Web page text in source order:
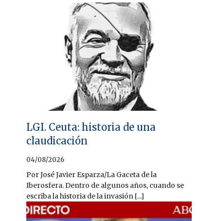
LGI. Ceuta: historia de una
claudicación
04/08/2026
Por José Javier Esparza/La Gaceta de la
Iberosfera. Dentro de algunos años, cuando se
escriba la historia de la invasión [...]